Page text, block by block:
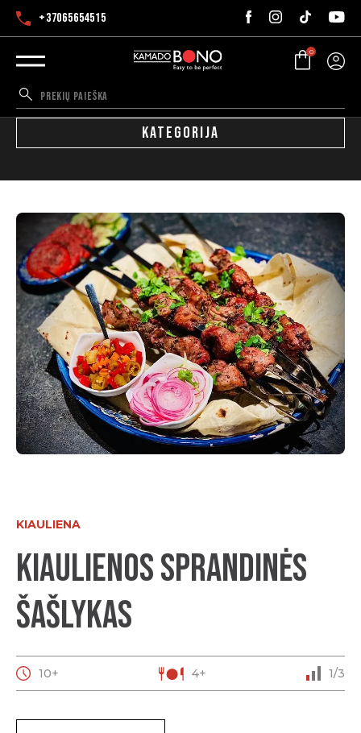
+37065654515
0
KATEGORIJA
KIAULIENA
Kiaulienos sprandinės
šašlykas
10+ 4+ 1/3